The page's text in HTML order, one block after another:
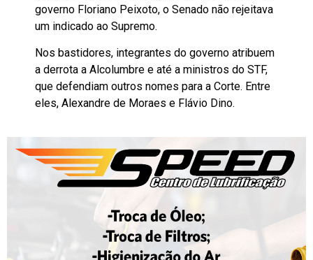
governo Floriano Peixoto, o Senado não rejeitava
um indicado ao Supremo.
Nos bastidores, integrantes do governo atribuem
a derrota a Alcolumbre e até a ministros do STF,
que defendiam outros nomes para a Corte. Entre
eles, Alexandre de Moraes e Flávio Dino.